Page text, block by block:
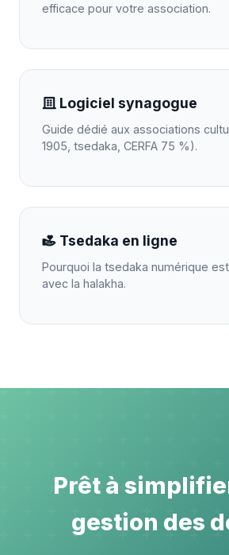
efficace pour votre association.
Logiciel synagogue
Guide dédié aux associations
1905, tsedaka, CERFA 75 %).
Tsedaka en ligne
Pourquoi la tsedaka numérique
avec la halakha.
Prêt à
gestion des